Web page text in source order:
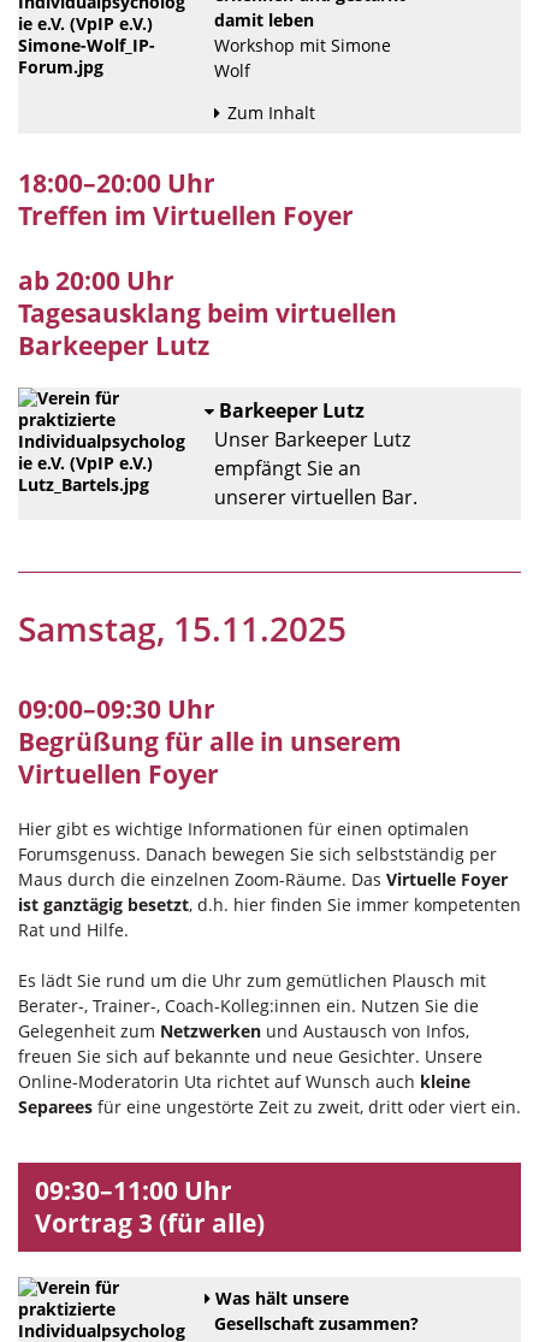
damit leben
Workshop mit Simone
Wolf
Zum Inhalt
18:00–20:00 Uhr
Treffen im Virtuellen Foyer
ab 20:00 Uhr
Tagesausklang beim virtuellen
Barkeeper Lutz
Barkeeper Lutz
Unser Barkeeper Lutz
empfängt Sie an
unserer virtuellen Bar.
Samstag, 15.11.2025
09:00–09:30 Uhr
Begrüßung für alle in unserem
Virtuellen Foyer
Hier gibt es wichtige Informationen für einen optimalen
Forumsgenuss. Danach bewegen Sie sich selbstständig per
Maus durch die einzelnen Zoom-Räume. Das Virtuelle Foyer
ist ganztägig besetzt, d.h. hier finden Sie immer kompetenten
Rat und Hilfe.
Es lädt Sie rund um die Uhr zum gemütlichen Plausch mit
Berater-, Trainer-, Coach-Kolleg:innen ein. Nutzen Sie die
Gelegenheit zum Netzwerken und Austausch von Infos,
freuen Sie sich auf bekannte und neue Gesichter. Unsere
Online-Moderatorin Uta richtet auf Wunsch auch kleine
Separees für eine ungestörte Zeit zu zweit, dritt oder viert ein.
09:30–11:00 Uhr
Vortrag 3 (für alle)
Was hält unsere
Gesellschaft zusammen?